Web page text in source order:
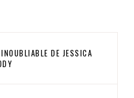
DE JESSICA